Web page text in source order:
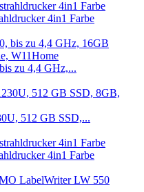
4in1 Farbe
zu 4,4 GHz,...
512 GB SSD,...
4in1 Farbe
LabelWriter LW 550